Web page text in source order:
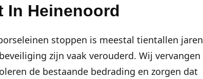
In Heinenoord
stoppen is meestal tientallen jaren
zijn vaak verouderd. Wij vervangen
de bestaande bedrading en zorgen dat